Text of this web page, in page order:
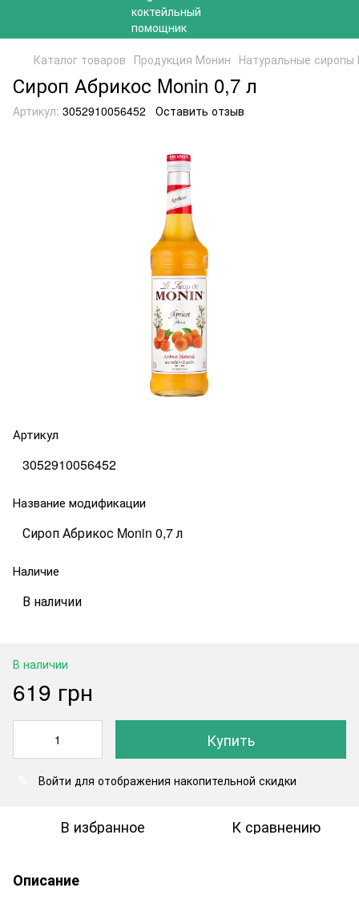
Каталог товаров Продукция Монин Натуральные
Сироп Абрикос Monin 0,7 л
Артикул: 3052910056452 Оставить отзыв
Артикул
3052910056452
Название модификации
Сироп Абрикос Monin 0,7 л
Наличие
В наличии
В наличии
619 грн
Купить
Войти для отображения накопительной скидки
В избранное К сравнению
Описание